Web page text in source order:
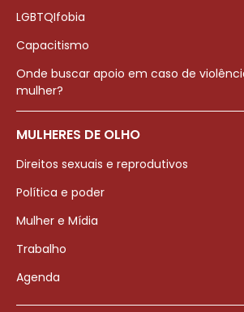
LGBTQIfobia
Capacitismo
Onde buscar apoio em caso de
mulher?
MULHERES DE OLHO
Direitos sexuais e reprodutivos
Política e poder
Mulher e Mídia
Trabalho
Agenda